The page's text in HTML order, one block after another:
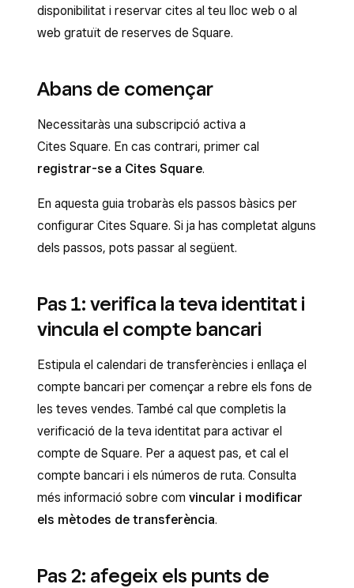
disponibilitat i reservar cites al teu lloc web o al
web gratuït de reserves de Square.
Abans de començar
Necessitaràs una subscripció activa a
Cites Square. En cas contrari, primer cal
registrar-se a Cites Square.
En aquesta guia trobaràs els passos bàsics per
configurar Cites Square. Si ja has completat alguns
dels passos, pots passar al següent.
Pas 1: verifica la teva identitat i
vincula el compte bancari
Estipula el calendari de transferències i enllaça el
compte bancari per començar a rebre els fons de
les teves vendes. També cal que completis la
verificació de la teva identitat para activar el
compte de Square. Per a aquest pas, et cal el
compte bancari i els números de ruta. Consulta
més informació sobre com vincular i modificar
els mètodes de transferència.
Pas 2: afegeix els punts de